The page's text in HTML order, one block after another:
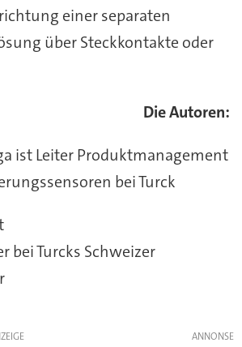
einer separaten
über Steckkontakte oder
Die Autoren:
ist Leiter Produktmanagement
bei Turck
bei Turcks Schweizer